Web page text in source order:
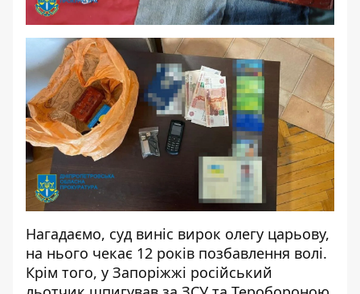
Нагадаємо, суд виніс вирок олегу царьову,
на нього чекає 12 років позбавлення волі.
Крім того, у Запоріжжі російський